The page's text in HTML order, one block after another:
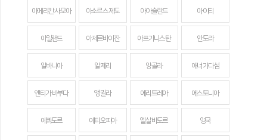
아메리칸 사모아 아소르스 제도 아이슬란드 아이티
아일랜드 아제르바이잔 아프가니스탄 안도라
알바니아 알제리 앙골라 애너가다섬
앤티가 바부다 앵귈라 에리트레아 에스토니아
에콰도르 에티오피아 엘살바도르 영국